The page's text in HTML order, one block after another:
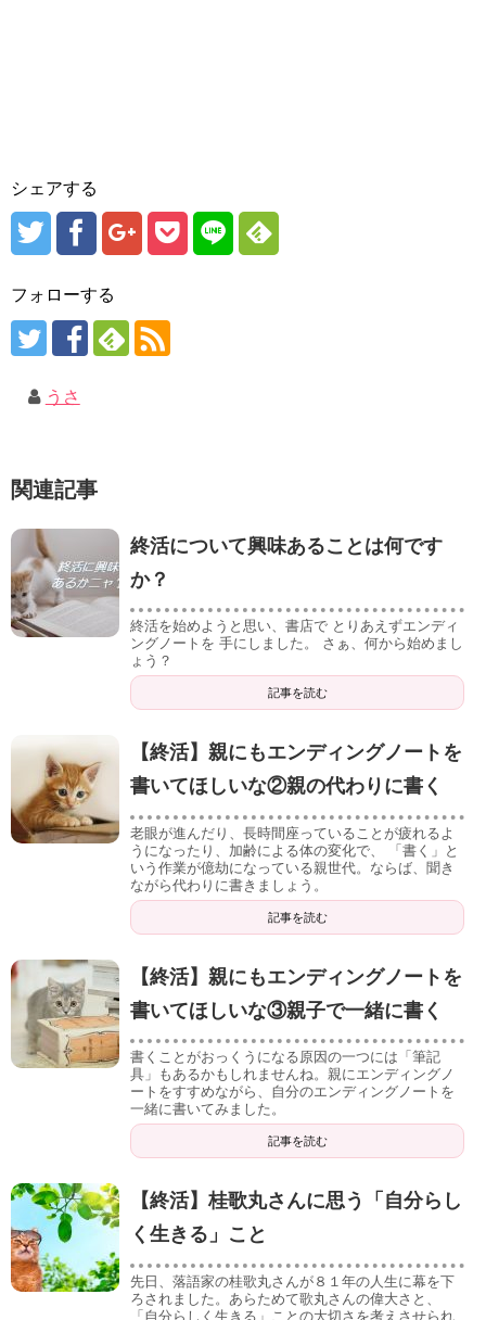
シェアする
フォローする
うさ
関連記事
終活について興味あることは何です
か？
終活を始めようと思い、書店で とりあえずエンディ
ングノートを 手にしました。 さぁ、何から始めまし
ょう？
記事を読む
【終活】親にもエンディングノートを
書いてほしいな②親の代わりに書く
老眼が進んだり、長時間座っていることが疲れるよ
うになったり、加齢による体の変化で、 「書く」と
いう作業が億劫になっている親世代。ならば、聞き
ながら代わりに書きましょう。
記事を読む
【終活】親にもエンディングノートを
書いてほしいな③親子で一緒に書く
書くことがおっくうになる原因の一つには「筆記
具」もあるかもしれませんね。親にエンディングノ
ートをすすめながら、自分のエンディングノートを
一緒に書いてみました。
記事を読む
【終活】桂歌丸さんに思う「自分らし
く生きる」こと
先日、落語家の桂歌丸さんが８１年の人生に幕を下
ろされました。あらためて歌丸さんの偉大さと、
「自分らしく生きる」ことの大切さを考えさせられ